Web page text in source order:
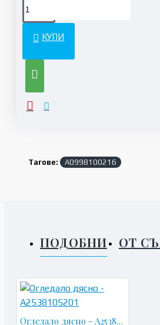
КУПИ
Тагове: A0998100216
ПОДОБНИ ОТ
Огледало дясно - A2538105201